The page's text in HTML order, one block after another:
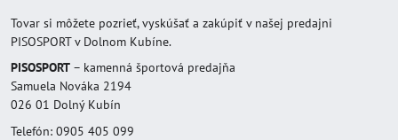
Tovar si môžete pozrieť, vyskúšať a zakúpiť v našej predajni
PISOSPORT v Dolnom Kubíne.
PISOSPORT – kamenná športová predajňa
Samuela Nováka 2194
026 01 Dolný Kubín
Telefón: 0905 405 099